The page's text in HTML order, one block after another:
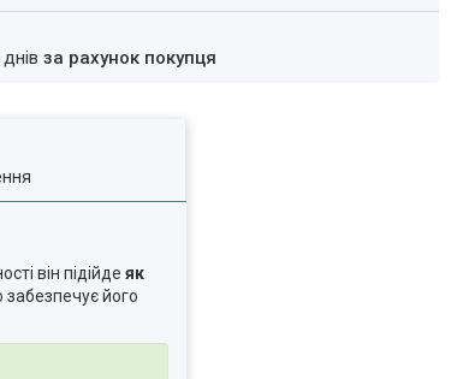
днівза рахунок покупця
він підійде як
забезпечує його